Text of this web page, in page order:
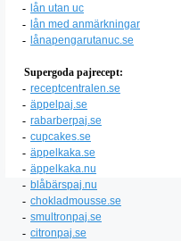
- lån utan uc
- lån med anmärkningar
- lånapengarutanuc.se
Supergoda pajrecept:
- receptcentralen.se
- äppelpaj.se
- rabarberpaj.se
- cupcakes.se
- äppelkaka.se
- äppelkaka.nu
- blåbärspaj.nu
- chokladmousse.se
- smultronpaj.se
- citronpaj.se